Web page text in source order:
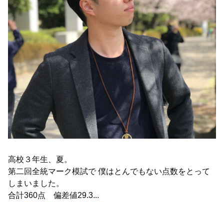
高校３年生、夏。
第二回全統マーク模試で 僕はとんでもない点数をとって
しまいました。
合計360点 偏差値29.3...